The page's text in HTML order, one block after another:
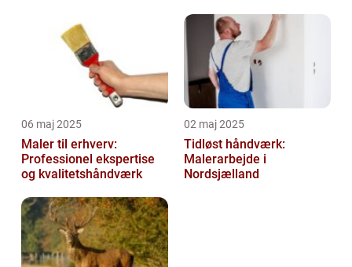
06 maj 2025
Maler til erhverv:
Professionel ekspertise
og kvalitetshåndværk
02 maj 2025
Tidløst håndværk:
Malerarbejde i
Nordsjælland